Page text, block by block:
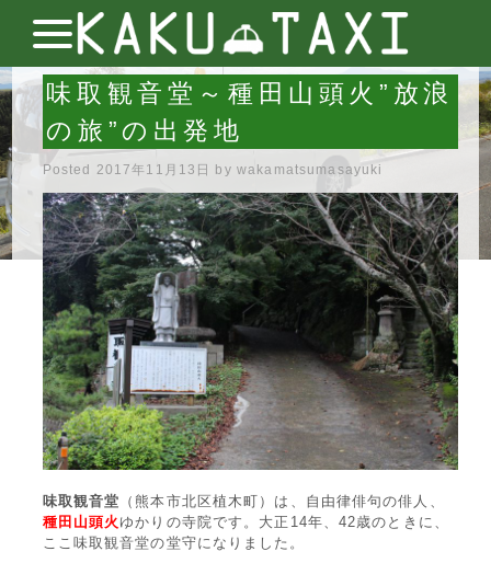
味取観音堂～種田山頭火”放浪
の旅”の出発地
Posted 2017年11月13日 by wakamatsumasayuki
味取観音堂 （熊本市北区植木町）は、自由律俳句の俳人、
種田山頭火 ゆかりの寺院です。大正14年、42歳のときに、
ここ味取観音堂の堂守になりました。